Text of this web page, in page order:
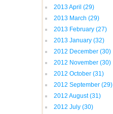
2013 April (29)
2013 March (29)
2013 February (27)
2013 January (32)
2012 December (30)
2012 November (30)
2012 October (31)
2012 September (29)
2012 August(31)
2012 July (30)